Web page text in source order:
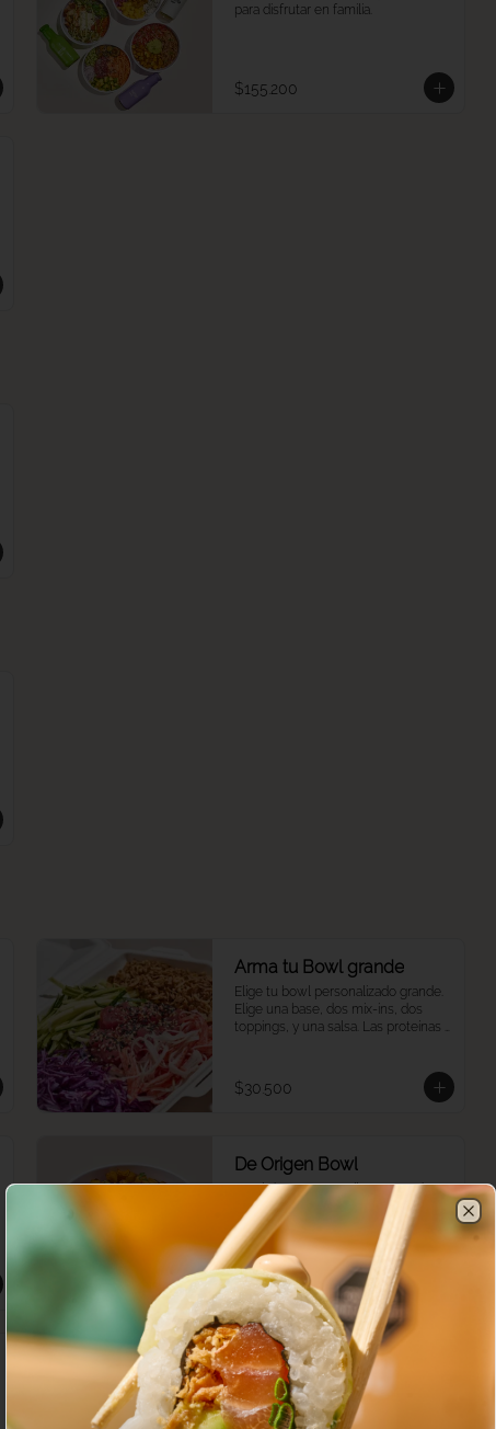
para disfrutar en familia.
$155.200
Arma tu Bowl grande
Elige tu bowl personalizado grande.
Elige una base, dos mix-ins, dos
toppings, y una salsa. Las proteínas
$30.500
De Origen Bowl
Bowl de arroz con cilantro, cerdo
desmechado, plátano maduro, pico
de gallo, cilantro y guacamole.
$31.900
Ono Bowl
Bowl de arroz de sushi, salmón y
atún marinados, aguacate, pepino
asiático, zanahoria, edamames,